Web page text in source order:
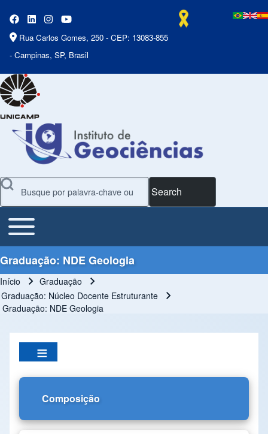
Rua Carlos Gomes, 250 - CEP: 13083-855
- Campinas, SP, Brasil
Search
Main Menu
Toggle main menu
Graduação: NDE Geologia
Trilha de navegação
Início
Graduação
Graduação: Núcleo Docente Estruturante
Graduação: NDE Geologia
Composição